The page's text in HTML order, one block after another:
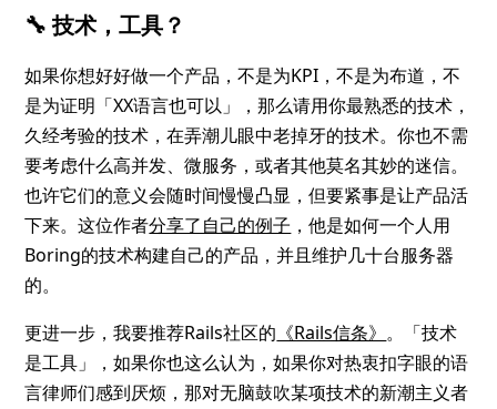
🔧 技术，工具？
如果你想好好做一个产品，不是为KPI，不是为布道，不
是为证明「XX语言也可以」，那么请用你最熟悉的技术，
久经考验的技术，在弄潮儿眼中老掉牙的技术。你也不需
要考虑什么高并发、微服务，或者其他莫名其妙的迷信。
也许它们的意义会随时间慢慢凸显，但要紧事是让产品活
下来。这位作者分享了自己的例子 ，他是如何一个人用
Boring的技术构建自己的产品，并且维护几十台服务器
的。
更进一步，我要推荐Rails社区的 《Rails信条》 。「技术
是工具」，如果你也这么认为，如果你对热衷扣字眼的语
言律师们感到厌烦，那对无脑鼓吹某项技术的新潮主义者